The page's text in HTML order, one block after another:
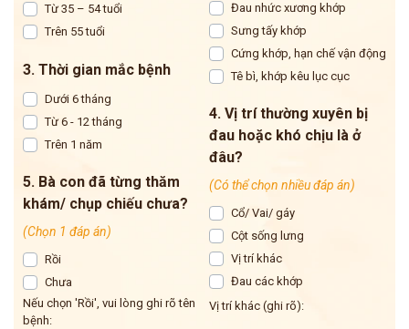
Từ 35 – 54 tuổi
Trên 55 tuổi
3. Thời gian mắc bệnh
Dưới 6 tháng
Từ 6 - 12 tháng
Trên 1 năm
5. Bà con đã từng thăm
khám/ chụp chiếu chưa?
(Chọn 1 đáp án)
Rồi
Chưa
Nếu chọn 'Rồi', vui lòng ghi rõ tên
bệnh:
Đau nhức xương khớp
Sưng tấy khớp
Cứng khớp, hạn chế vận động
Tê bì, khớp kêu lục cục
4. Vị trí thường xuyên bị
đau hoặc khó chịu là ở
đâu?
(Có thể chọn nhiều đáp án)
Cổ/ Vai/ gáy
Cột sống lưng
Vị trí khác
Đau các khớp
Vị trí khác (ghi rõ):